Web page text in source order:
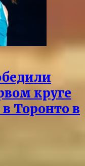
круге
Торонто в